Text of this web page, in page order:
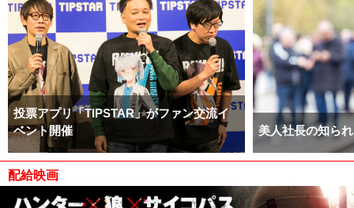
投票アプリ「TIPSTAR」がファン交流イ
ベント開催
美人社長の知ら
配給映画